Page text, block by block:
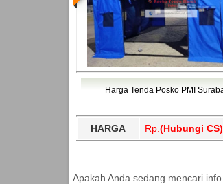
Harga Tenda Posko PMI
HARGA Rp. (Hubungi CS)
Apakah Anda sedang mencari